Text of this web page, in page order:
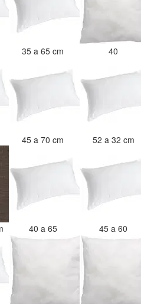
35 a 65 cm 40
45 a 70 cm 52 a 32 cm
40 a 65 45 a 60